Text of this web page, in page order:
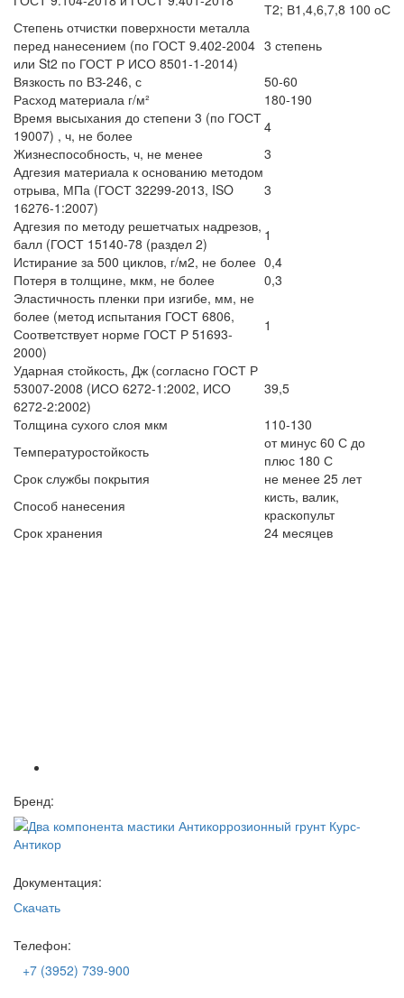
Т2; В1,4,6,7,8 100 оС
Степень отчистки поверхности металла
перед нанесением (по ГОСТ 9.402-2004
или St2 по ГОСТ Р ИСО 8501-1-2014)
3 степень
Вязкость по ВЗ-246, с
50-60
Расход материала г/м²
180-190
Время высыхания до степени 3 (по ГОСТ
19007) , ч, не более
4
Жизнеспособность, ч, не менее
3
Адгезия материала к основанию методом
отрыва, МПа (ГОСТ 32299-2013, ISO
16276-1:2007)
3
Адгезия по методу решетчатых надрезов,
балл (ГОСТ 15140-78 (раздел 2)
1
Истирание за 500 циклов, г/м2, не более
Потеря в толщине, мкм, не более
0,4
0,3
Эластичность пленки при изгибе, мм, не
более (метод испытания ГОСТ 6806,
Соответствует норме ГОСТ Р 51693-
2000)
1
Ударная стойкость, Дж (согласно ГОСТ Р
53007-2008 (ИСО 6272-1:2002, ИСО
6272-2:2002)
39,5
Толщина сухого слоя мкм
110-130
Температуростойкость
от минус 60 С до
плюс 180 С
Срок службы покрытия
не менее 25 лет
Способ нанесения
кисть, валик,
краскопульт
Срок хранения
24 месяцев
Бренд:
Документация:
Скачать
Телефон:
+7 (3952) 739-900